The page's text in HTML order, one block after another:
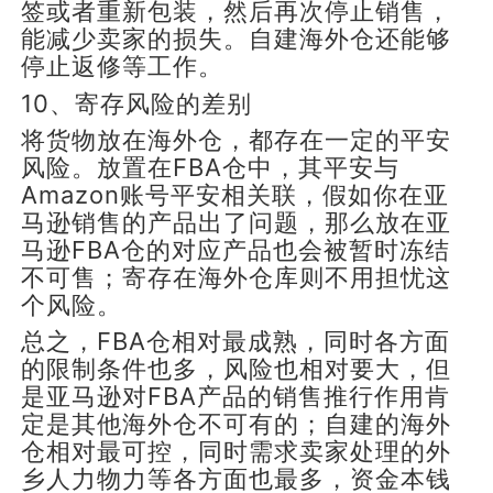
签或者重新包装，然后再次停止销售，
能减少卖家的损失。自建海外仓还能够
停止返修等工作。
10、寄存风险的差别
将货物放在海外仓，都存在一定的平安
风险。放置在FBA仓中，其平安与
Amazon账号平安相关联，假如你在亚
马逊销售的产品出了问题，那么放在亚
马逊FBA仓的对应产品也会被暂时冻结
不可售；寄存在海外仓库则不用担忧这
个风险。
总之，FBA仓相对最成熟，同时各方面
的限制条件也多，风险也相对要大，但
是亚马逊对FBA产品的销售推行作用肯
定是其他海外仓不可有的；自建的海外
仓相对最可控，同时需求卖家处理的外
乡人力物力等各方面也最多，资金本钱